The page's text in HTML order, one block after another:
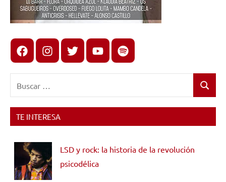
FacebookInstagram
X youtubespotify
Buscar
TE INTERESA
LSD y rock: la historia de la revolución
psicodélica